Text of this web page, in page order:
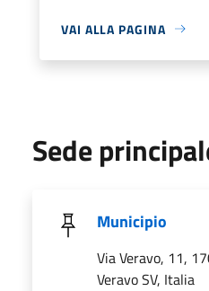
VAI ALLA PAGINA
Sede
Municipio
Via Veravo, 11,
Veravo SV, Italia